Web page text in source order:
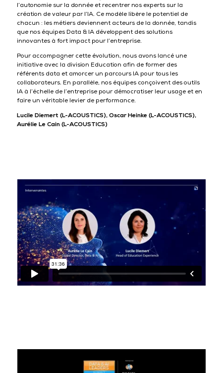
l’autonomie sur la donnée et recentrer nos experts sur la
création de valeur par l’IA. Ce modèle libère le potentiel de
chacun : les métiers deviennent acteurs de la donnée, tandis
que nos équipes Data & IA développent des solutions
innovantes à fort impact pour l’entreprise.
Pour accompagner cette évolution, nous avons lancé une
initiative avec la division Education afin de former des
référents data et amorcer un parcours IA pour tous les
collaborateurs. En parallèle, nos équipes conçoivent des outils
IA à l’échelle de l’entreprise pour démocratiser leur usage et en
faire un véritable levier de performance.
Lucile Diemert (L-ACOUSTICS), Oscar Heinke (L-ACOUSTICS),
Aurélie Le Cain (L-ACOUSTICS)